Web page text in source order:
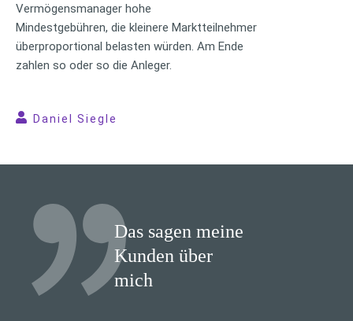
Vermögensmanager hohe
Mindestgebühren, die kleinere Marktteilnehmer
überproportional belasten würden. Am Ende
zahlen so oder so die Anleger.
Daniel Siegle
Das sagen meine
Kunden über
mich